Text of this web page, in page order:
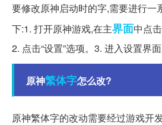
要修改原神启动时的字,需要进行一
下:1. 打开原神游戏,在主界面中点
2. 点击“设置”选项。3. 进入设置界面
原神繁体字怎么改?
原神繁体字的改动需要经过游戏开